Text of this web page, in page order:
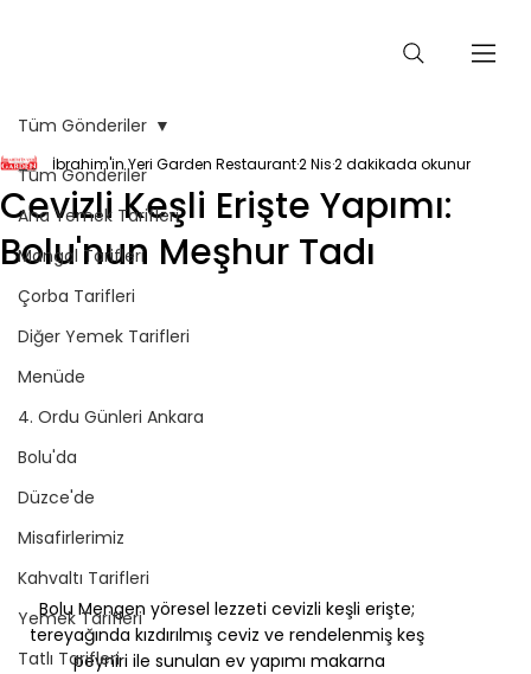
Tüm Gönderiler
Ana Yemek Tarifleri
Mangal Tarifleri
Çorba Tarifleri
Diğer Yemek Tarifleri
Menüde
4. Ordu Günleri Ankara
Bolu'da
Düzce'de
Misafirlerimiz
Kahvaltı Tarifleri
Yemek Tarifleri
Tatlı Tarifleri
Tüm Gönderiler
Cevizli Keşli Erişte Yapımı:
Bolu'nun Meşhur Tadı
İbrahim'in Yeri Garden Restaurant2 Nis2 dakikada okunur
Bolu Mengen yöresel lezzeti cevizli keşli erişte;
tereyağında kızdırılmış ceviz ve rendelenmiş keş
peyniri ile sunulan ev yapımı makarna